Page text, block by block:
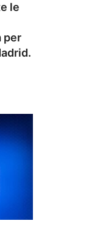
le
per